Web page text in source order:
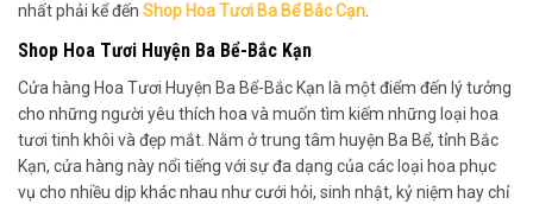
nhất phải kể đến Shop Hoa Tươi Ba Bể Bắc Cạn
Shop Hoa Tươi Huyện Ba Bể-Bắc Kạn
Cửa hàng Hoa Tươi Huyện Ba Bể-Bắc Kạn là một điểm đến lý tưởng
cho những người yêu thích hoa và muốn tìm kiếm những loại hoa
tươi tinh khôi và đẹp mắt. Nằm ở trung tâm huyện Ba Bể, tỉnh Bắc
Kạn, cửa hàng này nổi tiếng với sự đa dạng của các loại hoa phục
vụ cho nhiều dịp khác nhau như cưới hỏi, sinh nhật, kỷ niệm hay chỉ